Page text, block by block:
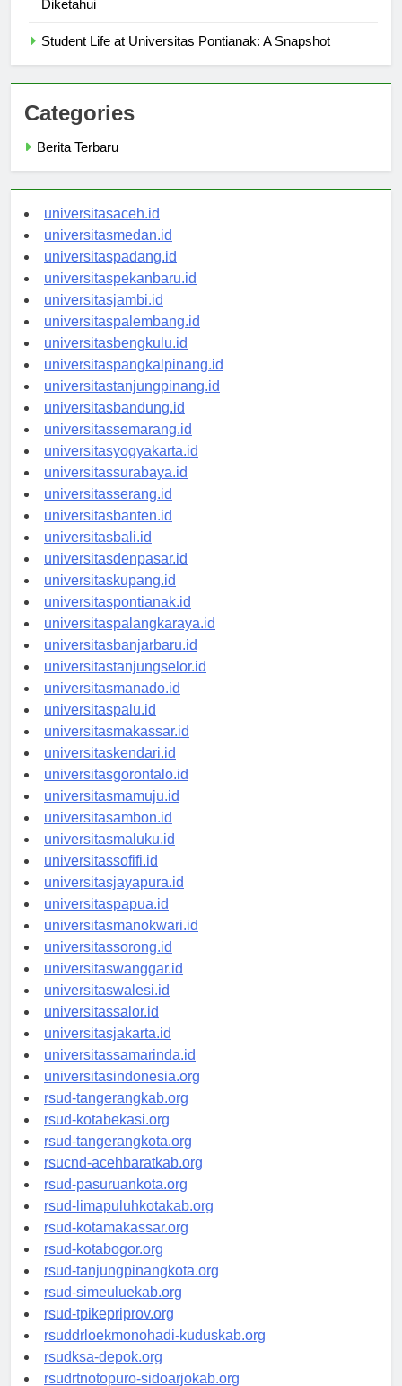
Categories
universitasaceh.id
universitasmedan.id
universitaspadang.id
universitaspekanbaru.id
universitasjambi.id
universitaspalembang.id
universitasbengkulu.id
universitaspangkalpinang.id
universitastanjungpinang.id
universitasbandung.id
universitassemarang.id
universitasyogyakarta.id
universitassurabaya.id
universitasserang.id
universitasbanten.id
universitasbali.id
universitasdenpasar.id
universitaskupang.id
universitaspontianak.id
universitaspalangkaraya.id
universitasbanjarbaru.id
universitastanjungselor.id
universitasmanado.id
universitaspalu.id
universitasmakassar.id
universitaskendari.id
universitasgorontalo.id
universitasmamuju.id
universitasambon.id
universitasmaluku.id
universitassofifi.id
universitasjayapura.id
universitaspapua.id
universitasmanokwari.id
universitassorong.id
universitaswanggar.id
universitaswalesi.id
universitassalor.id
universitasjakarta.id
universitassamarinda.id
universitasindonesia.org
rsud-tangerangkab.org
rsud-kotabekasi.org
rsud-tangerangkota.org
rsucnd-acehbaratkab.org
rsud-pasuruankota.org
rsud-limapuluhkotakab.org
rsud-kotamakassar.org
rsud-kotabogor.org
rsud-tanjungpinangkota.org
rsud-simeuluekab.org
rsud-tpikepriprov.org
rsuddrloekmonohadi-kuduskab.org
rsudksa-depok.org